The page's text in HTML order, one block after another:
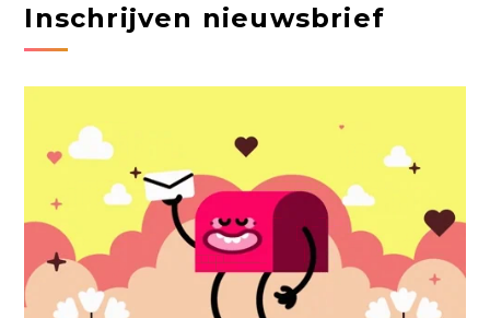
Inschrijven nieuwsbrief